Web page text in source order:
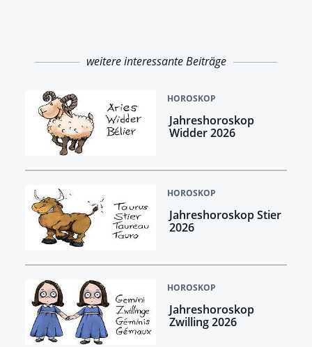
weitere interessante Beiträge
HOROSKOP
Jahreshoroskop
Widder 2026
HOROSKOP
Jahreshoroskop Stier
2026
HOROSKOP
Jahreshoroskop
Zwilling 2026